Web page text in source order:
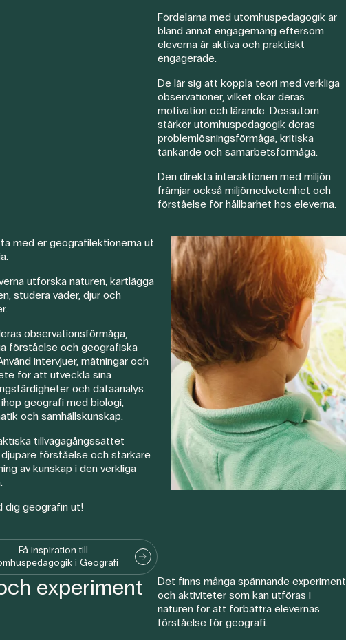
Fördelarna med utomhuspedagogik är
bland annat engagemang eftersom
eleverna är aktiva och praktiskt
engagerade.
De lär sig att koppla teori med verkliga
observationer, vilket ökar deras
motivation och lärande. Dessutom
stärker utomhuspedagogik deras
problemlösningsförmåga, kritiska
tänkande och samarbetsförmåga.
Den direkta interaktionen med miljön
främjar också miljömedvetenhet och
förståelse för hållbarhet hos eleverna.
ta med er geografilektionerna ut
utforska naturen, kartlägga
studera väder, djur och
observationsförmåga,
förståelse och geografiska
intervjuer, mätningar och
för att utveckla sina
och dataanalys.
ihop geografi med biologi,
och samhällskunskap.
tillvägagångssättet
förståelse och starkare
av kunskap i den verkliga
dig geografin ut!
Få inspiration till
i Geografi
experiment
Det finns många spännande experiment
och aktiviteter som kan utföras i
naturen för att förbättra elevernas
förståelse för geografi.